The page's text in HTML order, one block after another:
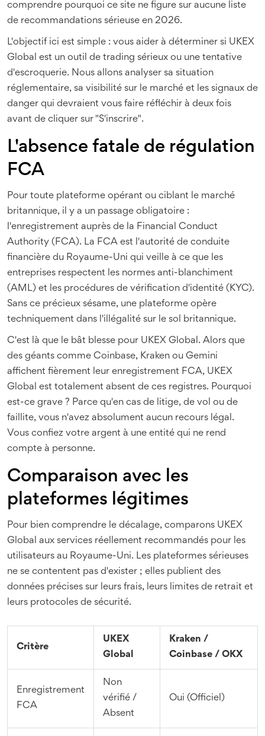
comprendre pourquoi ce site ne figure sur aucune liste
de recommandations sérieuse en 2026.
L'objectif ici est simple : vous aider à déterminer si UKEX
Global est un outil de trading sérieux ou une tentative
d'escroquerie. Nous allons analyser sa situation
réglementaire, sa visibilité sur le marché et les signaux de
danger qui devraient vous faire réfléchir à deux fois
avant de cliquer sur "S'inscrire".
L'absence fatale de régulation
FCA
Pour toute plateforme opérant ou ciblant le marché
britannique, il y a un passage obligatoire :
l'enregistrement auprès de la Financial Conduct
Authority (FCA). La FCA est l'autorité de conduite
financière du Royaume-Uni qui veille à ce que les
entreprises respectent les normes anti-blanchiment
(AML) et les procédures de vérification d'identité (KYC).
Sans ce précieux sésame, une plateforme opère
techniquement dans l'illégalité sur le sol britannique.
C'est là que le bât blesse pour UKEX Global . Alors que
des géants comme Coinbase, Kraken ou Gemini
affichent fièrement leur enregistrement FCA, UKEX
Global est totalement absent de ces registres. Pourquoi
est-ce grave ? Parce qu'en cas de litige, de vol ou de
faillite, vous n'avez absolument aucun recours légal.
Vous confiez votre argent à une entité qui ne rend
compte à personne.
Comparaison avec les
plateformes légitimes
Pour bien comprendre le décalage, comparons UKEX
Global aux services réellement recommandés pour les
utilisateurs au Royaume-Uni. Les plateformes sérieuses
ne se contentent pas d'exister ; elles publient des
données précises sur leurs frais, leurs limites de retrait et
leurs protocoles de sécurité.
Critère
UKEX
Global
Kraken /
Coinbase / OKX
Enregistrement
FCA
Non
vérifié /
Absent
Oui (Officiel)